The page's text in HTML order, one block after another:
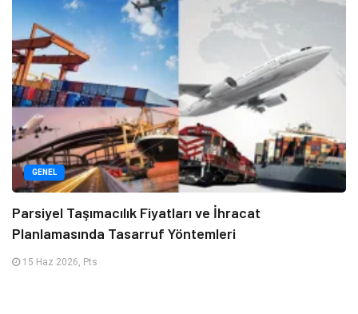
GENEL
Parsiyel Taşımacılık Fiyatları ve İhracat
Planlamasında Tasarruf Yöntemleri
15 Haz 2026, Pts